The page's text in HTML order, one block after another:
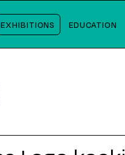
EXHIBITIONS EDUCATION